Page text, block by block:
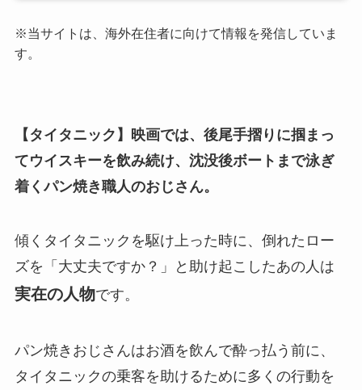
※当サイトは、海外在住者に向けて情報を発信していま
す。
【タイタニック】映画では、 後尾手摺りに掴まっ
てウイスキーを飲み続け、沈没後ボートまで泳ぎ
着くパン焼き職人のおじさん。
傾くタイタニックを駆け上った時に、倒れたロー
ズを「大丈夫ですか？」と助け起こしたあの人は
実在の人物です。
パン焼きおじさんはお酒を飲んで酔っ払う前に、
タイタニックの乗客を助けるために多くの行動を